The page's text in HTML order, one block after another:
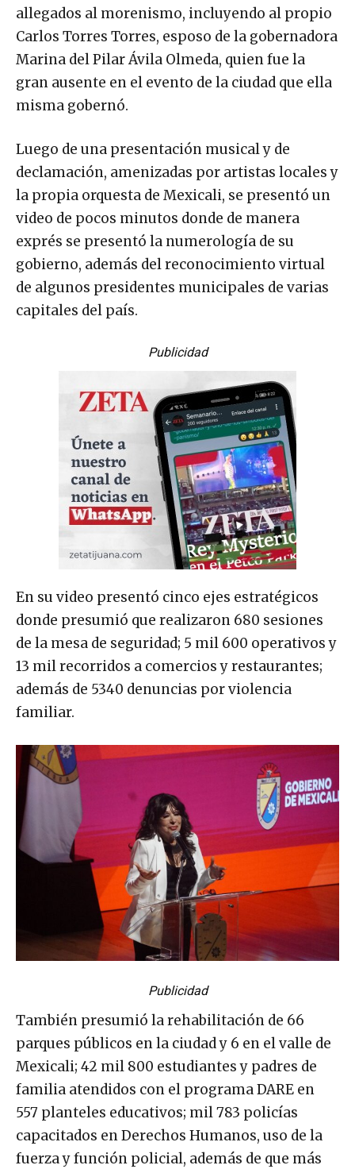
allegados al morenismo, incluyendo al propio
Carlos Torres Torres, esposo de la gobernadora
Marina del Pilar Ávila Olmeda, quien fue la
gran ausente en el evento de la ciudad que ella
misma gobernó.
Luego de una presentación musical y de
declamación, amenizadas por artistas locales y
la propia orquesta de Mexicali, se presentó un
video de pocos minutos donde de manera
exprés se presentó la numerología de su
gobierno, además del reconocimiento virtual
de algunos presidentes municipales de varias
capitales del país.
Publicidad
En su video presentó cinco ejes estratégicos
donde presumió que realizaron 680 sesiones
de la mesa de seguridad; 5 mil 600 operativos y
13 mil recorridos a comercios y restaurantes;
además de 5340 denuncias por violencia
familiar.
Publicidad
También presumió la rehabilitación de 66
parques públicos en la ciudad y 6 en el valle de
Mexicali; 42 mil 800 estudiantes y padres de
familia atendidos con el programa DARE en
557 planteles educativos; mil 783 policías
capacitados en Derechos Humanos, uso de la
fuerza y función policial, además de que más